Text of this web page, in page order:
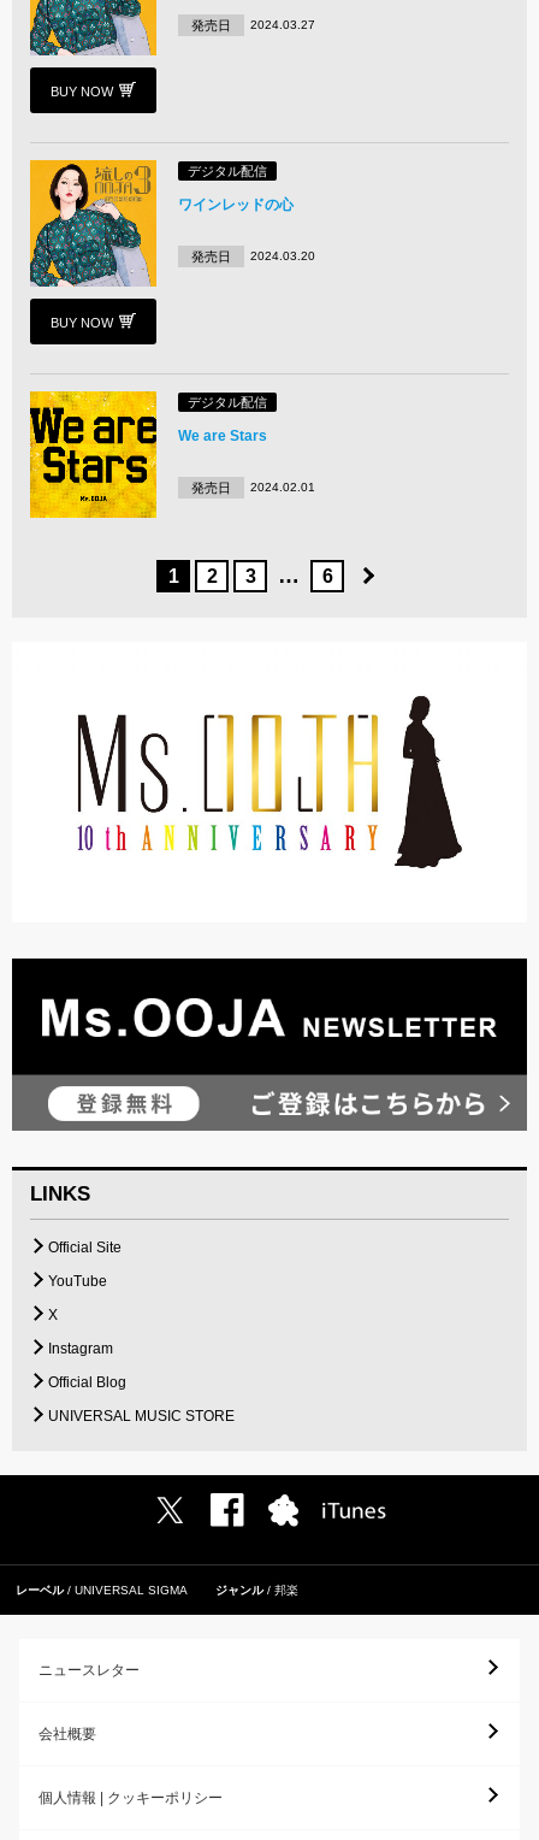
BUY NOW
発売日 2024.03.27
BUY NOW
デジタル配信
ワインレッドの心
発売日 2024.03.20
デジタル配信
We are Stars
発売日 2024.02.01
1 2 3 … 6
LINKS
Official Site
YouTube
X
Instagram
Official Blog
UNIVERSAL MUSIC STORE
レーベル UNIVERSAL SIGMA ジャンル 邦楽
ニュースレター
会社概要
個人情報 | クッキーポリシー